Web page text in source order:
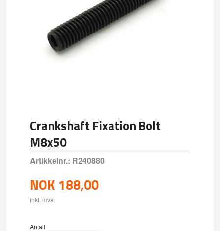
Crankshaft Fixation Bolt
M8x50
Artikkelnr.: R240880
NOK 188,00
inkl. mva.
Antall